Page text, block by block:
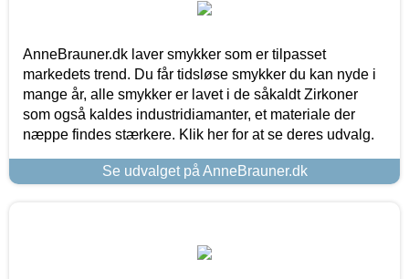
AnneBrauner.dk laver smykker som er tilpasset
markedets trend. Du får tidsløse smykker du kan nyde i
mange år, alle smykker er lavet i de såkaldt Zirkoner
som også kaldes industridiamanter, et materiale der
næppe findes stærkere. Klik her for at se deres udvalg.
Se udvalget på AnneBrauner.dk